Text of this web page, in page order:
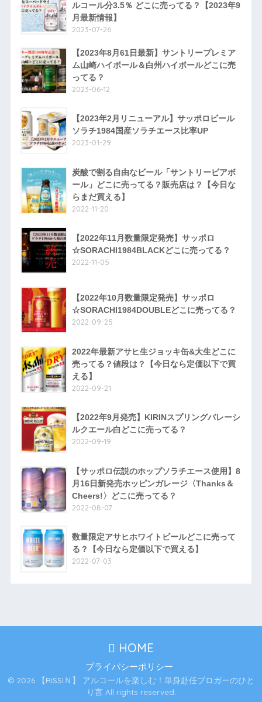
ルコール分3.5％ どこに売ってる？【2023年9
月最新情報】
2023-07-26
【2023年8月61日最新】サントリープレミア
ム山崎ハイボール＆白州ハイボールどこに売
ってる？
2023-06-12
【2023年2月リニューアル】サッポロビール
ソラチ1984国産ソラチエース比率UP
2023-01-29
炭酸で割る自由なビール「サントリービアボ
ール」どこに売ってる？販売店は？【今日な
らまだ買える】
2022-11-20
【2022年11月数量限定発売】サッポロ
☆SORACHI1984BLACKどこに売ってる？
2022-11-05
【2022年10月数量限定発売】サッポロ
☆SORACHI1984DOUBLEどこに売ってる？
2022-09-25
2022年最新アサヒ生ジョッキ缶&大生どこに
売ってる？値段は？【今日なら定価以下で買
える】
2022-09-21
【2022年9月発売】KIRINスプリングバレーシ
ルクエール白どこに売ってる？
2022-09-19
【サッポロ伝説のホップソラチエース使用】8
月16日新発売ホッピンガレージ〈Thanks＆
Cheers!〉どこに売ってる？
2022-08-07
数量限定アサヒホワイトビールどこに売って
る？【今日なら定価以下で買える】
2022-07-03
HOME
プライバシーポリシー
© 2026 【RISSIＮ】 アルコールを楽しむ！単身赴任ブロガーのひと
り言 All rights reserved.